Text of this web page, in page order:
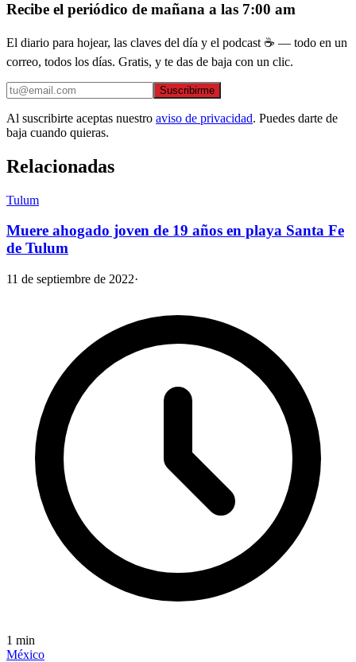
Recibe el periódico de mañana a las 7:00 am
El diario para hojear, las claves del día y el podcast ☕ — todo en un
correo, todos los días. Gratis, y te das de baja con un clic.
Suscribirme
Al suscribirte aceptas nuestro aviso de privacidad. Puedes darte de
baja cuando quieras.
Relacionadas
Tulum
Muere ahogado joven de 19 años en playa Santa Fe
de Tulum
11 de septiembre de 2022·
1 min
México